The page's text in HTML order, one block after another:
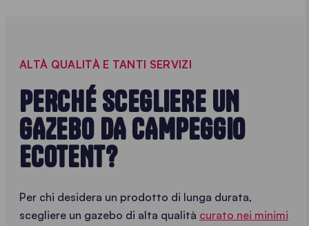
ALTÀ QUALITÀ E TANTI SERVIZI
PERCHÉ SCEGLIERE UN
GAZEBO DA CAMPEGGIO
ECOTENT?
Per chi desidera un prodotto di lunga durata,
scegliere un gazebo di alta qualità curato nei minimi